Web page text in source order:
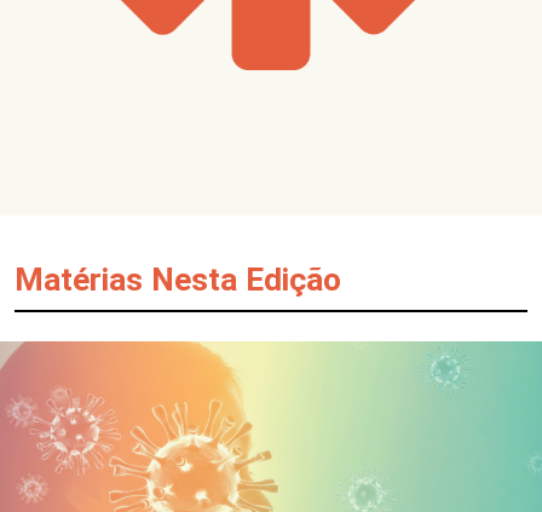
Matérias Nesta Edição